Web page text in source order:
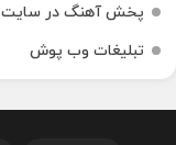
پخش آهنگ در سایت
تبلیغات وب پوش